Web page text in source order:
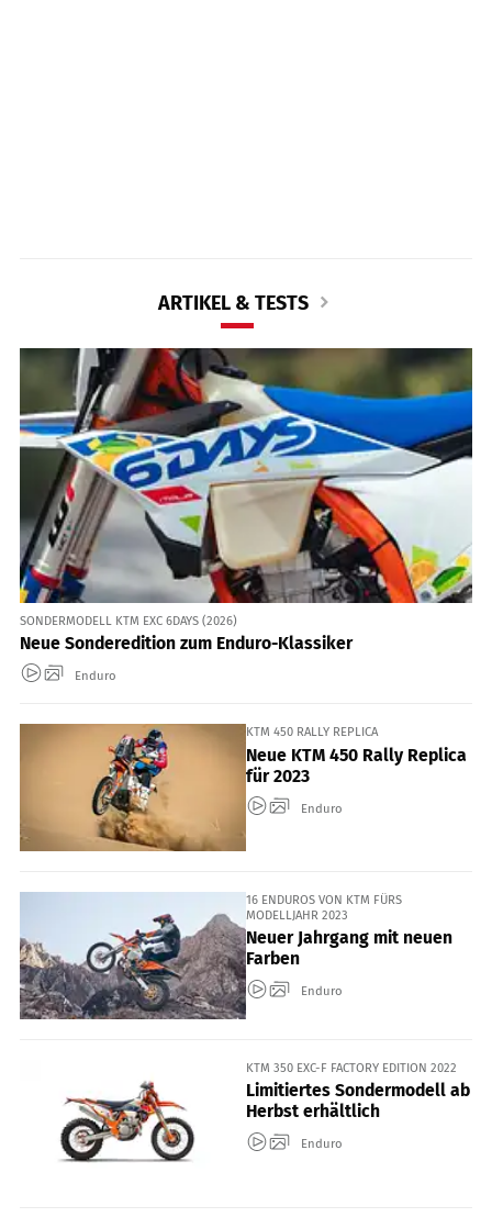
ARTIKEL & TESTS
SONDERMODELL KTM EXC 6DAYS (2026)
Neue Sonderedition zum Enduro-Klassiker
Enduro
KTM 450 RALLY REPLICA
Neue KTM 450 Rally Replica
für 2023
Enduro
16 ENDUROS VON KTM FÜRS
MODELLJAHR 2023
Neuer Jahrgang mit neuen
Farben
Enduro
KTM 350 EXC-F FACTORY EDITION 2022
Limitiertes Sondermodell ab
Herbst erhältlich
Enduro